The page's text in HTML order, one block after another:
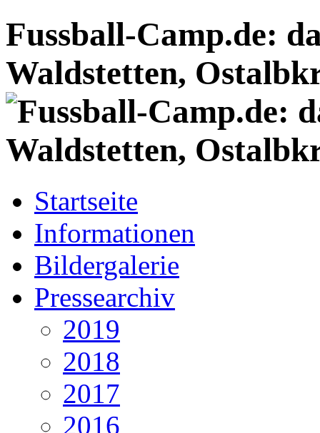
Fussball-Camp.de:
Waldstetten,
Startseite
Informationen
Bildergalerie
Pressearchiv
2019
2018
2017
2016